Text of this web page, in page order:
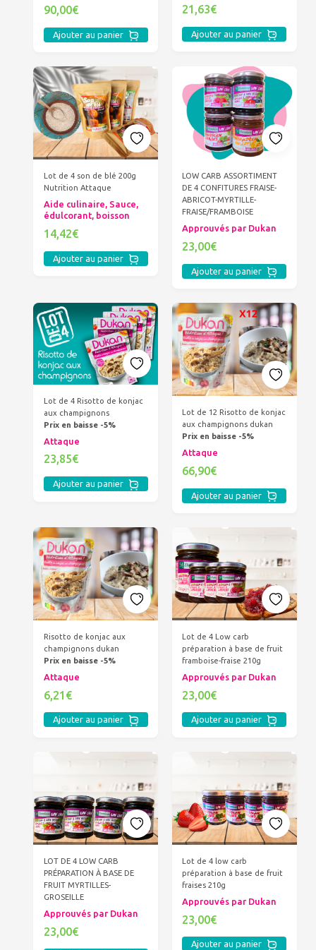
90,00€
Ajouter au panier
21,63€
Ajouter au panier
Lot de 4 son de blé 200g
Nutrition Attaque
Aide culinaire, Sauce,
édulcorant, boisson
14,42€
Ajouter au panier
LOW CARB ASSORTIMENT
DE 4 CONFITURES FRAISE-
ABRICOT-MYRTILLE-
FRAISE/FRAMBOISE
Approuvés par Dukan
23,00€
Ajouter au panier
Lot de 4 Risotto de konjac
aux champignons
Prix en baisse -5%
Attaque
23,85€
Ajouter au panier
Lot de 12 Risotto de konjac
aux champignons dukan
Prix en baisse -5%
Attaque
66,90€
Ajouter au panier
Risotto de konjac aux
champignons dukan
Prix en baisse -5%
Attaque
6,21€
Ajouter au panier
Lot de 4 Low carb
préparation à base de fruit
framboise-fraise 210g
Approuvés par Dukan
23,00€
Ajouter au panier
LOT DE 4 LOW CARB
PRÉPARATION À BASE DE
FRUIT MYRTILLES-
GROSEILLE
Approuvés par Dukan
23,00€
Lot de 4 low carb
préparation à base de fruit
fraises 210g
Approuvés par Dukan
23,00€
Ajouter au panier